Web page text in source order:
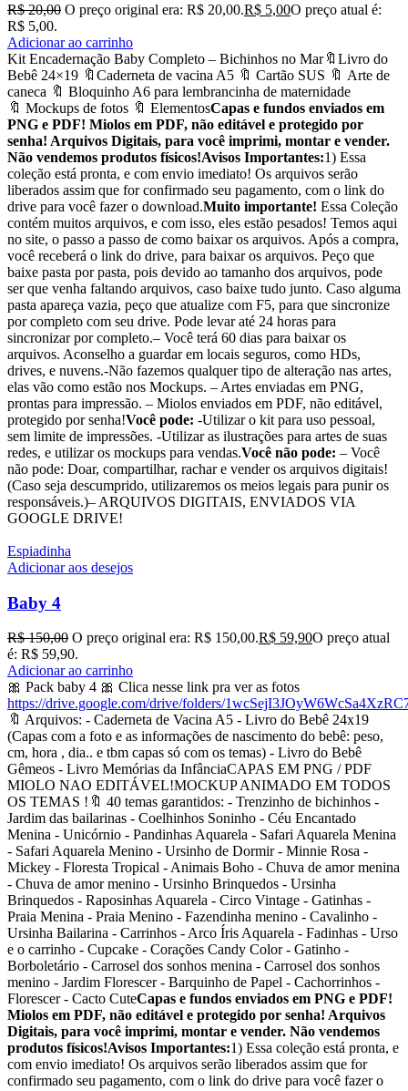
R$20,00 O preço original era: R$ 20,00.R$ 5,00O preço atual é:
R$ 5,00.
Adicionar ao carrinho
Kit Encadernação Baby Completo – Bichinhos no Mar🔖Livro do
Bebê 24×19 🔖Caderneta de vacina A5 🔖 Cartão SUS 🔖 Arte de
caneca 🔖 Bloquinho A6 para lembrancinha de maternidade
🔖 Mockups de fotos 🔖 ElementosCapas e fundos enviados em
PNG e PDF! Miolos em PDF, não editável e protegido por
senha! Arquivos Digitais, para você imprimi, montar e vender.
Não vendemos produtos físicos!Avisos Importantes:1) Essa
coleção está pronta, e com envio imediato! Os arquivos serão
liberados assim que for confirmado seu pagamento, com o link do
drive para você fazer o download.Muito importante! Essa Coleção
contém muitos arquivos, e com isso, eles estão pesados! Temos aqui
no site, o passo a passo de como baixar os arquivos. Após a compra,
você receberá o link do drive, para baixar os arquivos. Peço que
baixe pasta por pasta, pois devido ao tamanho dos arquivos, pode
ser que venha faltando arquivos, caso baixe tudo junto. Caso alguma
pasta apareça vazia, peço que atualize com F5, para que sincronize
por completo com seu drive. Pode levar até 24 horas para
sincronizar por completo.– Você terá 60 dias para baixar os
arquivos. Aconselho a guardar em locais seguros, como HDs,
drives, e nuvens.-Não fazemos qualquer tipo de alteração nas artes,
elas vão como estão nos Mockups. – Artes enviadas em PNG,
prontas para impressão. – Miolos enviados em PDF, não editável,
protegido por senha!Você pode: -Utilizar o kit para uso pessoal,
sem limite de impressões. -Utilizar as ilustrações para artes de suas
redes, e utilizar os mockups para vendas.Você não pode: – Você
não pode: Doar, compartilhar, rachar e vender os arquivos digitais!
(Caso seja descumprido, utilizaremos os meios legais para punir os
responsáveis.)– ARQUIVOS DIGITAIS, ENVIADOS VIA
GOOGLE DRIVE!
Espiadinha
Adicionar aos desejos
Baby 4
R$150,00 O preço original era: R$ 150,00.R$ 59,90O preço atual
é: R$ 59,90.
Adicionar ao carrinho
🎀 Pack baby 4 🎀 Clica nesse link pra ver as fotos
https://drive.google.com/drive/folders/
🔖 Arquivos: - Caderneta de Vacina A5 - Livro do Bebê 24x19
(Capas com a foto e as informações de nascimento do bebê: peso,
cm, hora , dia.. e tbm capas só com os temas) - Livro do Bebê
Gêmeos - Livro Memórias da InfânciaCAPAS EM PNG / PDF
MIOLO NAO EDITÁVEL!MOCKUP ANIMADO EM TODOS
OS TEMAS !🔖 40 temas garantidos: - Trenzinho de bichinhos -
Jardim das bailarinas - Coelhinhos Soninho - Céu Encantado
Menina - Unicórnio - Pandinhas Aquarela - Safari Aquarela Menina
- Safari Aquarela Menino - Ursinho de Dormir - Minnie Rosa -
Mickey - Floresta Tropical - Animais Boho - Chuva de amor menina
- Chuva de amor menino - Ursinho Brinquedos - Ursinha
Brinquedos - Raposinhas Aquarela - Circo Vintage - Gatinhas -
Praia Menina - Praia Menino - Fazendinha menino - Cavalinho -
Ursinha Bailarina - Carrinhos - Arco Íris Aquarela - Fadinhas - Urso
e o carrinho - Cupcake - Corações Candy Color - Gatinho -
Borboletário - Carrosel dos sonhos menina - Carrosel dos sonhos
menino - Jardim Florescer - Barquinho de Papel - Cachorrinhos -
Florescer - Cacto CuteCapas e fundos enviados em PNG e PDF!
Miolos em PDF, não editável e protegido por senha! Arquivos
Digitais, para você imprimi, montar e vender. Não vendemos
produtos físicos!Avisos Importantes:1) Essa coleção está pronta, e
com envio imediato! Os arquivos serão liberados assim que for
confirmado seu pagamento, com o link do drive para você fazer o